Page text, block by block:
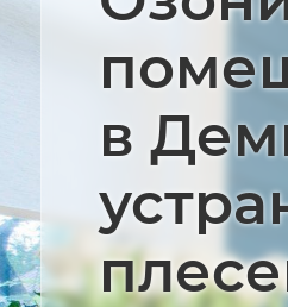
в